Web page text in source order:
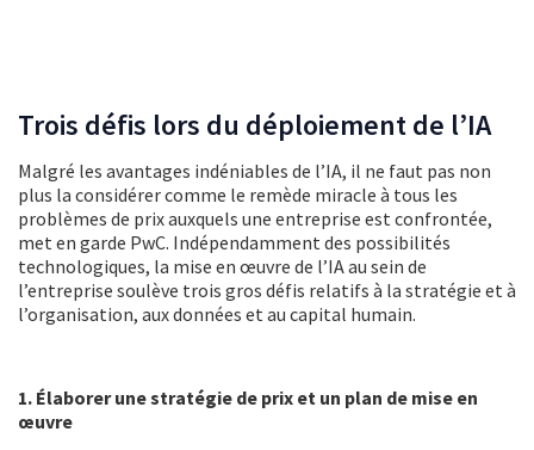
Trois défis lors du déploiement de l’IA
Malgré les avantages indéniables de l’IA, il ne faut pas non
plus la considérer comme le remède miracle à tous les
problèmes de prix auxquels une entreprise est confrontée,
met en garde PwC. Indépendamment des possibilités
technologiques, la mise en œuvre de l’IA au sein de
l’entreprise soulève trois gros défis relatifs à la stratégie et à
l’organisation, aux données et au capital humain.
1. Élaborer une stratégie de prix et un plan de mise en
œuvre